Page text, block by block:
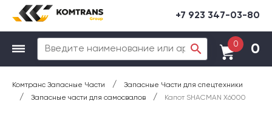
+7 923 347-03-80
0 0
Комтранс Запасные Части / Запасные Части для спецтехники
/ Запасные части для самосвалов / Капот SHACMAN X6000